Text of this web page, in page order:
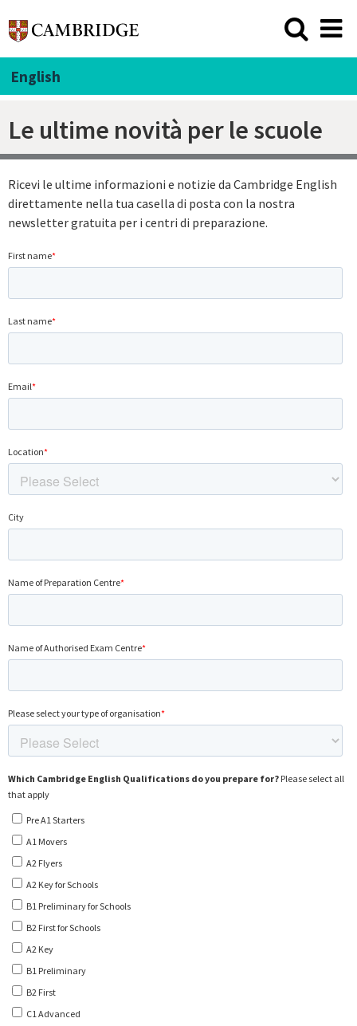
English
Le ultime novità per le scuole
Ricevi le ultime informazioni e notizie da Cambridge English
direttamente nella tua casella di posta con la nostra
newsletter gratuita per i centri di preparazione.